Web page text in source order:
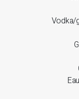
Vodka/